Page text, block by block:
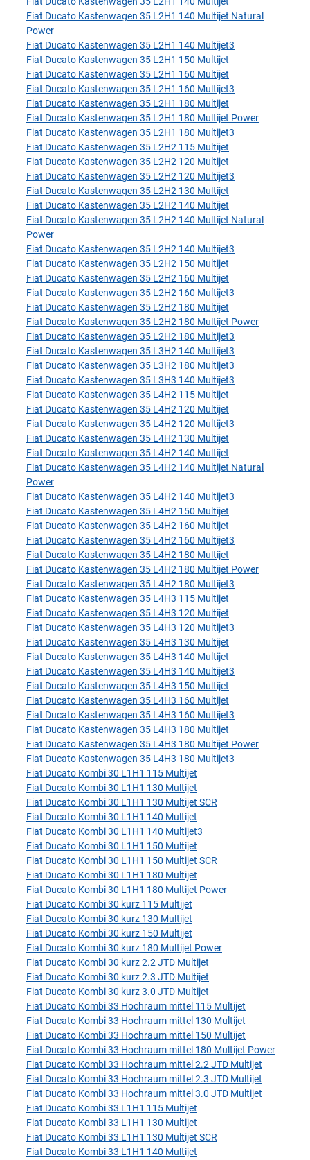
Fiat Ducato Kastenwagen 35 L2H1 140 Multijet Natural
Power
Fiat Ducato Kastenwagen 35 L2H1 140 Multijet3
Fiat Ducato Kastenwagen 35 L2H1 150 Multijet
Fiat Ducato Kastenwagen 35 L2H1 160 Multijet
Fiat Ducato Kastenwagen 35 L2H1 160 Multijet3
Fiat Ducato Kastenwagen 35 L2H1 180 Multijet
Fiat Ducato Kastenwagen 35 L2H1 180 Multijet Power
Fiat Ducato Kastenwagen 35 L2H1 180 Multijet3
Fiat Ducato Kastenwagen 35 L2H2 115 Multijet
Fiat Ducato Kastenwagen 35 L2H2 120 Multijet
Fiat Ducato Kastenwagen 35 L2H2 120 Multijet3
Fiat Ducato Kastenwagen 35 L2H2 130 Multijet
Fiat Ducato Kastenwagen 35 L2H2 140 Multijet
Fiat Ducato Kastenwagen 35 L2H2 140 Multijet Natural
Power
Fiat Ducato Kastenwagen 35 L2H2 140 Multijet3
Fiat Ducato Kastenwagen 35 L2H2 150 Multijet
Fiat Ducato Kastenwagen 35 L2H2 160 Multijet
Fiat Ducato Kastenwagen 35 L2H2 160 Multijet3
Fiat Ducato Kastenwagen 35 L2H2 180 Multijet
Fiat Ducato Kastenwagen 35 L2H2 180 Multijet Power
Fiat Ducato Kastenwagen 35 L2H2 180 Multijet3
Fiat Ducato Kastenwagen 35 L3H2 140 Multijet3
Fiat Ducato Kastenwagen 35 L3H2 180 Multijet3
Fiat Ducato Kastenwagen 35 L3H3 140 Multijet3
Fiat Ducato Kastenwagen 35 L4H2 115 Multijet
Fiat Ducato Kastenwagen 35 L4H2 120 Multijet
Fiat Ducato Kastenwagen 35 L4H2 120 Multijet3
Fiat Ducato Kastenwagen 35 L4H2 130 Multijet
Fiat Ducato Kastenwagen 35 L4H2 140 Multijet
Fiat Ducato Kastenwagen 35 L4H2 140 Multijet Natural
Power
Fiat Ducato Kastenwagen 35 L4H2 140 Multijet3
Fiat Ducato Kastenwagen 35 L4H2 150 Multijet
Fiat Ducato Kastenwagen 35 L4H2 160 Multijet
Fiat Ducato Kastenwagen 35 L4H2 160 Multijet3
Fiat Ducato Kastenwagen 35 L4H2 180 Multijet
Fiat Ducato Kastenwagen 35 L4H2 180 Multijet Power
Fiat Ducato Kastenwagen 35 L4H2 180 Multijet3
Fiat Ducato Kastenwagen 35 L4H3 115 Multijet
Fiat Ducato Kastenwagen 35 L4H3 120 Multijet
Fiat Ducato Kastenwagen 35 L4H3 120 Multijet3
Fiat Ducato Kastenwagen 35 L4H3 130 Multijet
Fiat Ducato Kastenwagen 35 L4H3 140 Multijet
Fiat Ducato Kastenwagen 35 L4H3 140 Multijet3
Fiat Ducato Kastenwagen 35 L4H3 150 Multijet
Fiat Ducato Kastenwagen 35 L4H3 160 Multijet
Fiat Ducato Kastenwagen 35 L4H3 160 Multijet3
Fiat Ducato Kastenwagen 35 L4H3 180 Multijet
Fiat Ducato Kastenwagen 35 L4H3 180 Multijet Power
Fiat Ducato Kastenwagen 35 L4H3 180 Multijet3
Fiat Ducato Kombi 30 L1H1 115 Multijet
Fiat Ducato Kombi 30 L1H1 130 Multijet
Fiat Ducato Kombi 30 L1H1 130 Multijet SCR
Fiat Ducato Kombi 30 L1H1 140 Multijet
Fiat Ducato Kombi 30 L1H1 140 Multijet3
Fiat Ducato Kombi 30 L1H1 150 Multijet
Fiat Ducato Kombi 30 L1H1 150 Multijet SCR
Fiat Ducato Kombi 30 L1H1 180 Multijet
Fiat Ducato Kombi 30 L1H1 180 Multijet Power
Fiat Ducato Kombi 30 kurz 115 Multijet
Fiat Ducato Kombi 30 kurz 130 Multijet
Fiat Ducato Kombi 30 kurz 150 Multijet
Fiat Ducato Kombi 30 kurz 180 Multijet Power
Fiat Ducato Kombi 30 kurz 2.2 JTD Multijet
Fiat Ducato Kombi 30 kurz 2.3 JTD Multijet
Fiat Ducato Kombi 30 kurz 3.0 JTD Multijet
Fiat Ducato Kombi 33 Hochraum mittel 115 Multijet
Fiat Ducato Kombi 33 Hochraum mittel 130 Multijet
Fiat Ducato Kombi 33 Hochraum mittel 150 Multijet
Fiat Ducato Kombi 33 Hochraum mittel 180 Multijet Power
Fiat Ducato Kombi 33 Hochraum mittel 2.2 JTD Multijet
Fiat Ducato Kombi 33 Hochraum mittel 2.3 JTD Multijet
Fiat Ducato Kombi 33 Hochraum mittel 3.0 JTD Multijet
Fiat Ducato Kombi 33 L1H1 115 Multijet
Fiat Ducato Kombi 33 L1H1 130 Multijet
Fiat Ducato Kombi 33 L1H1 130 Multijet SCR
Fiat Ducato Kombi 33 L1H1 140 Multijet